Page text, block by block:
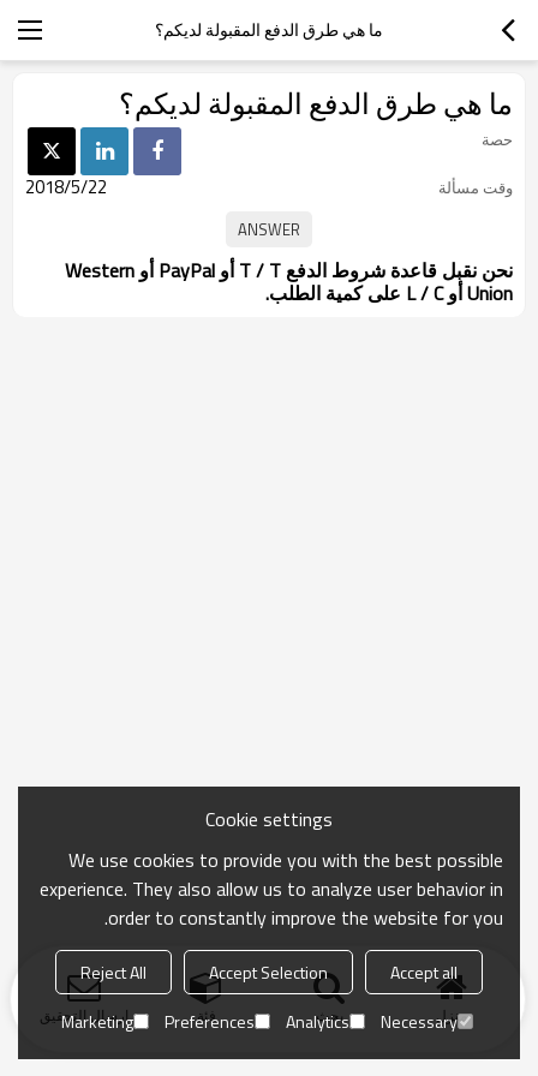
ما هي طرق الدفع المقبولة لديكم؟
ما هي طرق الدفع المقبولة لديكم؟
حصة
وقت مسألة
2018/5/22
نحن نقبل قاعدة شروط الدفع T / T أو PayPal أو Western
Union أو L / C على كمية الطلب.
منزل بحث فئة ارسال التحقيق
Cookie settings
We use cookies to provide you with the best possible
experience. They also allow us to analyze user behavior in
order to constantly improve the website for you.
Accept all
Accept Selection
Reject All
Necessary
Analytics
Preferences
Marketing